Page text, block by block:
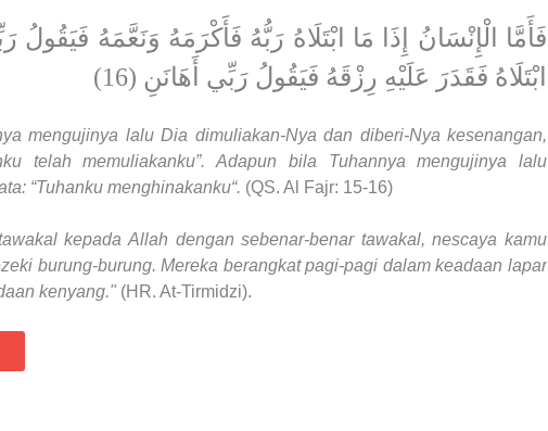
ابْتَلَاهُ فَقَدَرَ عَلَيْهِ رِزْقَهُ فَيَقُولُ رَبِّي أَهَانَنِ (16)
mengujinya lalu Dia dimuliakan-Nya dan diberi-Nya kesenangan,
telah memuliakanku”. Adapun bila Tuhannya mengujinya lalu
“Tuhanku menghinakanku“. (QS. Al Fajr: 15-16)
kepada Allah dengan sebenar-benar tawakal, nescaya kamu
burung-burung. Mereka berangkat pagi-pagi dalam keadaan lapar
kenyang." (HR. At-Tirmidzi).